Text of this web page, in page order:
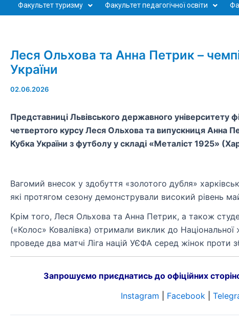
Факультет туризму Факультет педагогічної освіти
Леся Ольхова та Анна Петрик –
України
02.06.2026
Представниці Львівського державного університету
четвертого курсу Леся Ольхова та випускниця Анна
Кубка України з футболу у складі «Металіст 1925»
Вагомий внесок у здобуття «золотого дубля»
які протягом сезону демонстрували високий рівень
Крім того, Леся Ольхова та Анна Петрик, а також
(«Колос» Ковалівка) отримали виклик до Національної
проведе два матчі Ліга націй УЄФА серед жінок проти
Запрошуємо приєднатись до офіційних
Instagram
Facebook